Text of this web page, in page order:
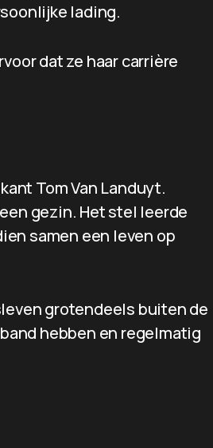
lading.
dat ze haar carrière
Tom Van Landuyt.
gezin. Het stel leerde
samen een leven op
grotendeels buiten de
hebben en regelmatig